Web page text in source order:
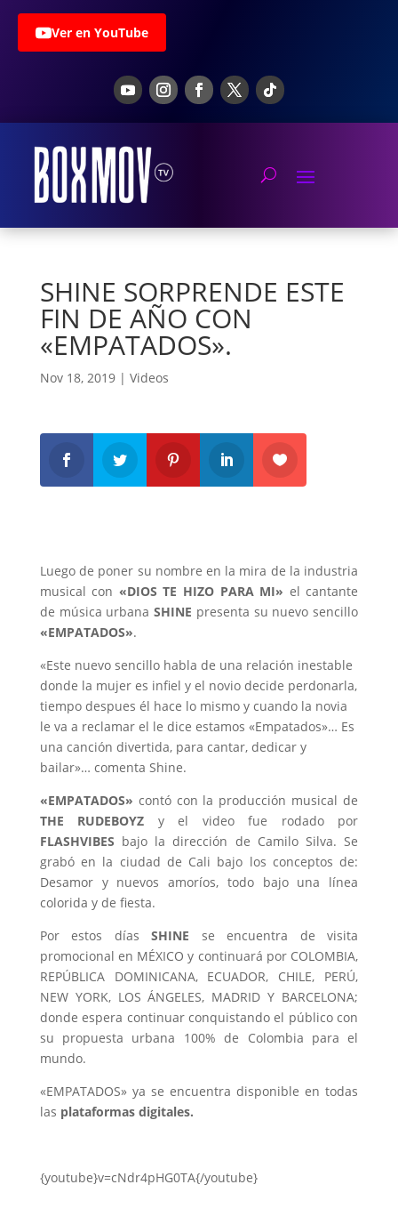
Ver en YouTube
SHINE SORPRENDE ESTE
FIN DE AÑO CON
«EMPATADOS».
Nov 18, 2019| Videos
Luego de poner su nombre en la mira de la industria
musical con «DIOS TE HIZO PARA MI» el cantante
de música urbanaSHINE presenta su nuevo sencillo
«EMPATADOS».
«Este nuevo sencillo habla de una relación inestable
donde la mujer es infiel y el novio decide perdonarla,
tiempo despues él hace lo mismo y cuando la novia
le va a reclamar el le dice estamos «Empatados»… Es
una canción divertida, para cantar, dedicar y
bailar»… comenta Shine.
«EMPATADOS» contó con la producción musical de
THE RUDEBOYZ y el video fue rodado por
FLASHVIBES bajo la dirección de Camilo Silva. Se
grabó en la ciudad de Cali bajo los conceptos de:
Desamor y nuevos amoríos, todo bajo una línea
colorida y de fiesta.
Por estos díasSHINE se encuentra de visita
promocional en MÉXICO y continuará por COLOMBIA,
REPÚBLICA DOMINICANA, ECUADOR, CHILE, PERÚ,
NEW YORK, LOS ÁNGELES, MADRID Y BARCELONA;
donde espera continuar conquistando el público con
su propuesta urbana 100% de Colombia para el
mundo.
«EMPATADOS» ya se encuentra disponible en todas
las plataformas digitales.
{youtube}v=cNdr4pHG0TA{/youtube}